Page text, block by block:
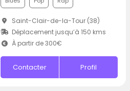
Saint-Clair-de-la-Tour (38)
Déplacement jusqu’à 150 kms
À partir de 300€
Contacter Profil